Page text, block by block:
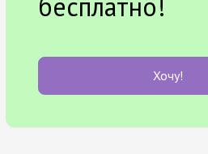
Хочу!